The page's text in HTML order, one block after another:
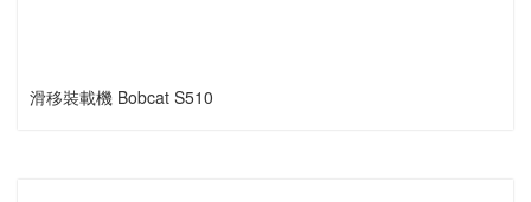
滑移裝載機 Bobcat S510